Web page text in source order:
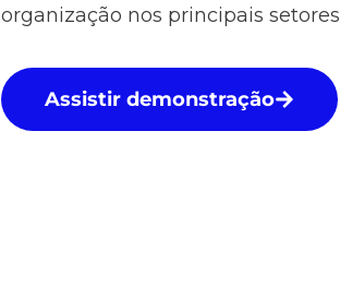
organização nos principais
Assistir demonstração